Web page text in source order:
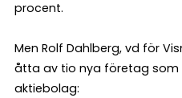
procent.
Men Rolf Dahlberg, vd för
åtta av tio nya företag som
aktiebolag: